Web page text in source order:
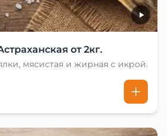
от 2кг.
мясистая и жирная с икрой.